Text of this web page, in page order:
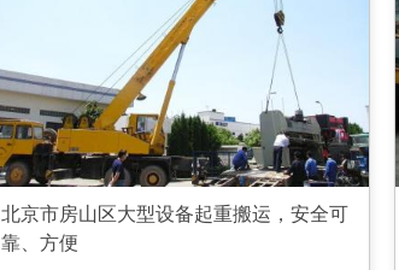
北京市房山区大型设备起重搬运，安全可
靠、方便